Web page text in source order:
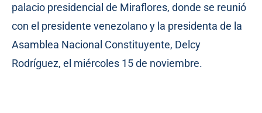
palacio presidencial de Miraflores, donde se reunió
con el presidente venezolano y la presidenta de la
Asamblea Nacional Constituyente, Delcy
Rodríguez, el miércoles 15 de noviembre.